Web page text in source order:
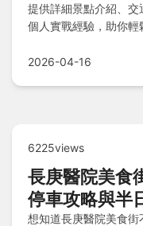
提供詳細景點介紹、
個人實戰經驗，助你輕
2026-04-16
6225views
長庚醫院美食
停車攻略與半
想知道長庚醫院美食